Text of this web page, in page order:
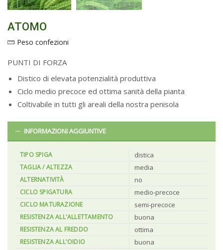
ATOMO
Peso confezioni
PUNTI DI FORZA
Distico di elevata potenzialità produttiva
Ciclo medio precoce ed ottima sanità della pianta
Coltivabile in tutti gli areali della nostra penisola
INFORMAZIONI AGGIUNTIVE
TIPO SPIGA distica
TAGLIA / ALTEZZA media
ALTERNATIVITÀ no
CICLO SPIGATURA medio-precoce
CICLO MATURAZIONE semi-precoce
RESISTENZA ALL'ALLETTAMENTO buona
RESISTENZA AL FREDDO ottima
RESISTENZA ALL'OIDIO buona